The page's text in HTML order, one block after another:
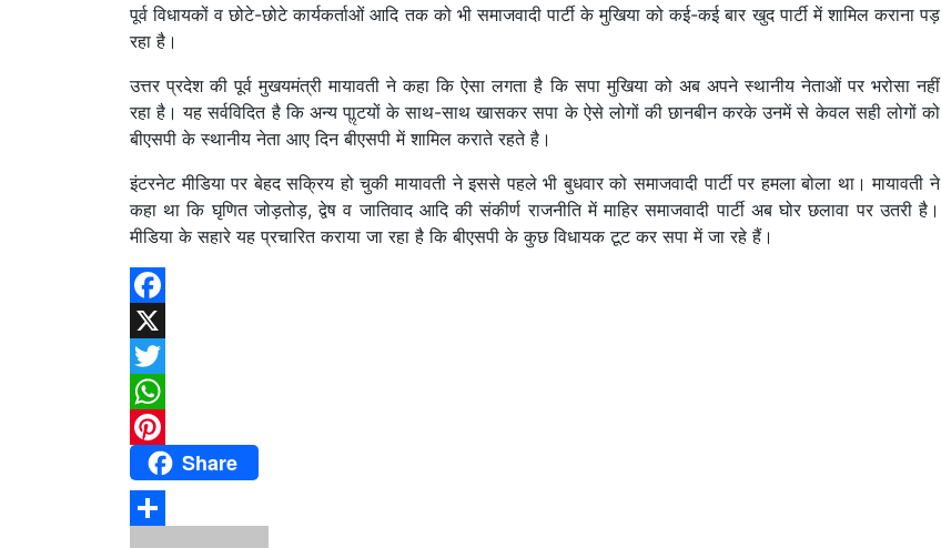
पूर्व विधायकों व छोटे-छोटे कार्यकर्ताओं आदि तक को भी समाजवादी पार्टी के मुखिया को कई-कई बार खुद पार्टी में शामिल कराना पड़
रहा है।
उत्तर प्रदेश की पूर्व मुखयमंत्री मायावती ने कहा कि ऐसा लगता है कि सपा मुखिया को अब अपने स्थानीय नेताओं पर भरोसा नहीं
रहा है। यह सर्वविदित है कि अन्य पाॢटयों के साथ-साथ खासकर सपा के ऐसे लोगों की छानबीन करके उनमें से केवल सही लोगों को
बीएसपी के स्थानीय नेता आए दिन बीएसपी में शामिल कराते रहते है।
इंटरनेट मीडिया पर बेहद सक्रिय हो चुकी मायावती ने इससे पहले भी बुधवार को समाजवादी पार्टी पर हमला बोला था। मायावती ने
कहा था कि घृणित जोड़तोड़, द्वेष व जातिवाद आदि की संकीर्ण राजनीति में माहिर समाजवादी पार्टी अब घोर छलावा पर उतरी है।
मीडिया के सहारे यह प्रचारित कराया जा रहा है कि बीएसपी के कुछ विधायक टूट कर सपा में जा रहे हैं।
Facebook
X
Twitter
WhatsApp
PinterestShare